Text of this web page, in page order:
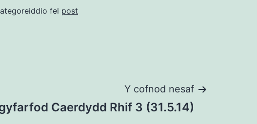
fel post
Y cofnod nesaf
Caerdydd Rhif 3 (31.5.14)